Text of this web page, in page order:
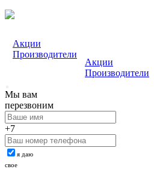
Акции
Производители
Акции
Производители
Мы вам
перезвоним
+7
я даю
свое